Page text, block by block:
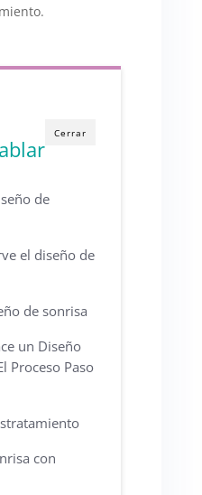
Cerrar
de
el diseño de
de sonrisa
un Diseño
Proceso Paso
con